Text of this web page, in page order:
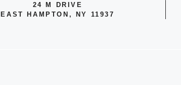
24 M DRIVE
EAST HAMPTON, NY 11937